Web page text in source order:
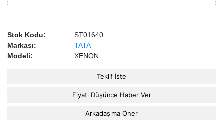
Stok Kodu:
ST01640
Markası:
TATA
Modeli:
XENON
Teklif İste
Fiyatı Düşünce Haber Ver
Arkadaşıma Öner